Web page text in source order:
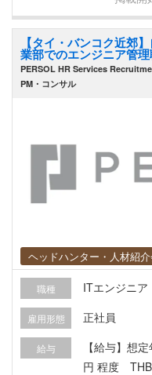
書翻訳 ■ 顧客折衝およびベンダーマネジメント •
クライアン
理、進捗報
フトウェアベ
管理・手順
（要件定義
のレビュー
【タイ・バンコク近郊
業部でのエンジニア管
PERSOL HR Services
PM・コンサル
ヘッドハンター・人材紹
職種 ITエンジニ
雇用形態 正社員
給与
【給与】想
円 程度 THB